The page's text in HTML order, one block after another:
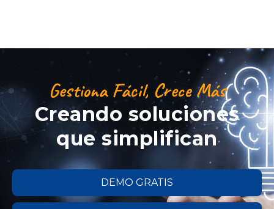
Gestiona Fácil, Crece Más
Creando soluciones
que simplifican
DEMO GRATIS